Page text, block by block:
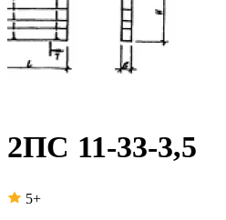
2ПС 11-33-3,5
5+